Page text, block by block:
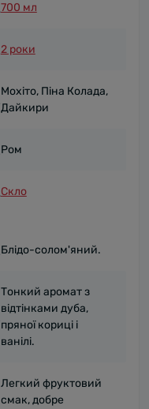
700 мл
2 роки
Мохіто, Піна Колада,
Дайкири
Ром
Скло
Блідо-солом'яний.
Тонкий аромат з
відтінками дуба,
пряної кориці і
ванілі.
Легкий фруктовий
смак, добре